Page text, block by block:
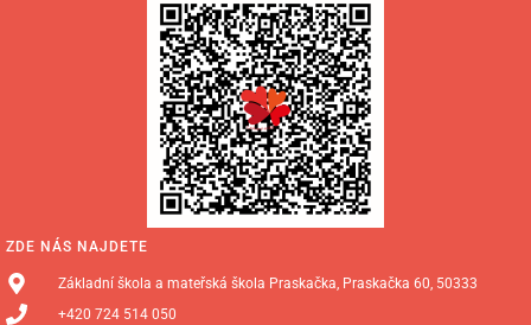
ZDE NÁS NAJDETE
Základní škola a mateřská škola Praskačka, Praskačka 60, 50333
+420 724 514 050